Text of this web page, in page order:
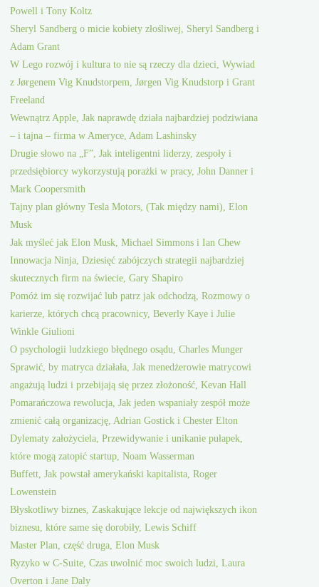
Powell i Tony Koltz
Sheryl Sandberg o micie kobiety złośliwej, Sheryl Sandberg i
Adam Grant
W Lego rozwój i kultura to nie są rzeczy dla dzieci, Wywiad
z Jørgenem Vig Knudstorpem, Jørgen Vig Knudstorp i Grant
Freeland
Wewnątrz Apple, Jak naprawdę działa najbardziej podziwiana
– i tajna – firma w Ameryce, Adam Lashinsky
Drugie słowo na „F”, Jak inteligentni liderzy, zespoły i
przedsiębiorcy wykorzystują porażki w pracy, John Danner i
Mark Coopersmith
Tajny plan główny Tesla Motors, (Tak między nami), Elon
Musk
Jak myśleć jak Elon Musk, Michael Simmons i Ian Chew
Innowacja Ninja, Dziesięć zabójczych strategii najbardziej
skutecznych firm na świecie, Gary Shapiro
Pomóż im się rozwijać lub patrz jak odchodzą, Rozmowy o
karierze, których chcą pracownicy, Beverly Kaye i Julie
Winkle Giulioni
O psychologii ludzkiego błędnego osądu, Charles Munger
Sprawić, by matryca działała, Jak menedżerowie matrycowi
angażują ludzi i przebijają się przez złożoność, Kevan Hall
Pomarańczowa rewolucja, Jak jeden wspaniały zespół może
zmienić całą organizację, Adrian Gostick i Chester Elton
Dylematy założyciela, Przewidywanie i unikanie pułapek,
które mogą zatopić startup, Noam Wasserman
Buffett, Jak powstał amerykański kapitalista, Roger
Lowenstein
Błyskotliwy biznes, Zaskakujące lekcje od największych ikon
biznesu, które same się dorobiły, Lewis Schiff
Master Plan, część druga, Elon Musk
Ryzyko w C-Suite, Czas uwolnić moc swoich ludzi, Laura
Overton i Jane Daly